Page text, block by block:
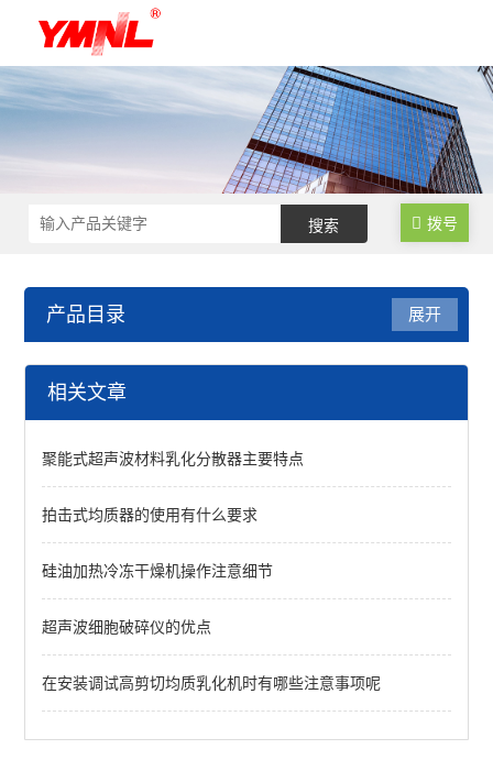
拨号
产品目录
低温|恒温|制冷设备
低温恒温槽
低温冷却循环泵
查看全部 >>
展开
相关文章
聚能式超声波材料乳化分散器主要特点
拍击式均质器的使用有什么要求
硅油加热冷冻干燥机操作注意细节
超声波细胞破碎仪的优点
在安装调试高剪切均质乳化机时有哪些注意事项呢